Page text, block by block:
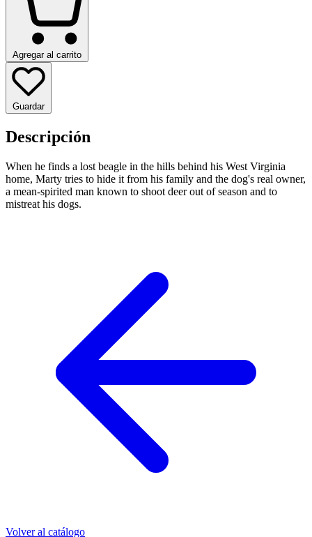
Agregar al carrito
Guardar
Descripción
When he finds a lost beagle in the hills behind his West Virginia
home, Marty tries to hide it from his family and the dog's real owner,
a mean-spirited man known to shoot deer out of season and to
mistreat his dogs.
Volver al catálogo